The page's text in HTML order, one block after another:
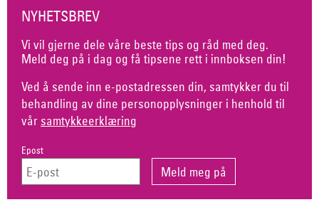
NYHETSBREV
Vi vil gjerne dele våre beste tips og råd med deg.
Meld deg på i dag og få tipsene rett i innboksen din!
Ved å sende inn e-postadressen din, samtykker du til
behandling av dine personopplysninger i henhold til
vår samtykkeerklæring
Epost